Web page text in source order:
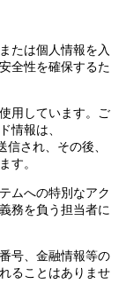
たは個人情報を入
全性を確保するた
用しています。ご
情報は、
され、その後、
す。
ムへの特別なアク
務を負う担当者に
号、金融情報等の
ることはありませ